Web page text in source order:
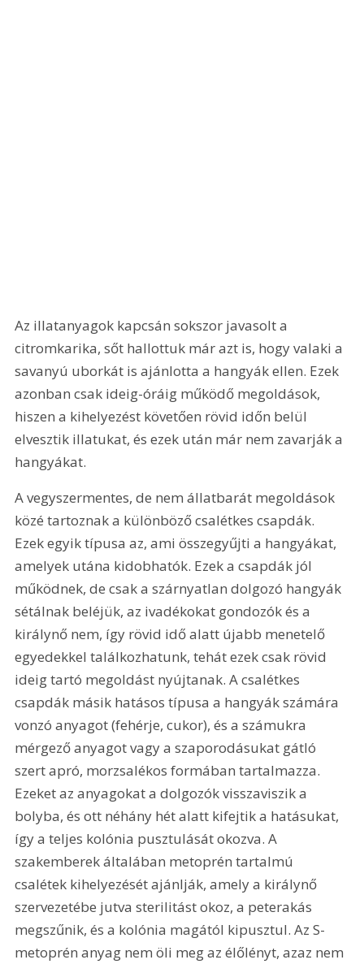
Az illatanyagok kapcsán sokszor javasolt a
citromkarika, sőt hallottuk már azt is, hogy valaki a
savanyú uborkát is ajánlotta a hangyák ellen. Ezek
azonban csak ideig-óráig működő megoldások,
hiszen a kihelyezést követően rövid időn belül
elvesztik illatukat, és ezek után már nem zavarják a
hangyákat.
A vegyszermentes, de nem állatbarát megoldások
közé tartoznak a különböző csalétkes csapdák.
Ezek egyik típusa az, ami összegyűjti a hangyákat,
amelyek utána kidobhatók. Ezek a csapdák jól
működnek, de csak a szárnyatlan dolgozó hangyák
sétálnak beléjük, az ivadékokat gondozók és a
királynő nem, így rövid idő alatt újabb menetelő
egyedekkel találkozhatunk, tehát ezek csak rövid
ideig tartó megoldást nyújtanak. A csalétkes
csapdák másik hatásos típusa a hangyák számára
vonzó anyagot (fehérje, cukor), és a számukra
mérgező anyagot vagy a szaporodásukat gátló
szert apró, morzsalékos formában tartalmazza.
Ezeket az anyagokat a dolgozók visszaviszik a
bolyba, és ott néhány hét alatt kifejtik a hatásukat,
így a teljes kolónia pusztulását okozva. A
szakemberek általában metoprén tartalmú
csalétek kihelyezését ajánlják, amely a királynő
szervezetébe jutva sterilitást okoz, a peterakás
megszűnik, és a kolónia magától kipusztul. Az S-
metoprén anyag nem öli meg az élőlényt, azaz nem